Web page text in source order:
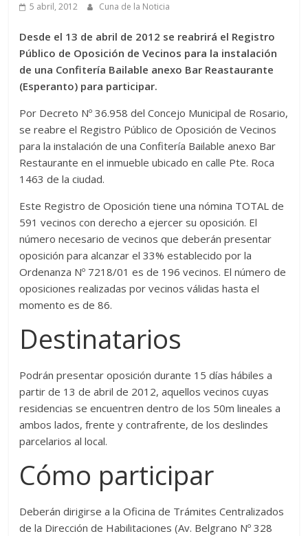
5 abril, 2012 Cuna de la Noticia
Desde el 13 de abril de 2012 se reabrirá el Registro
Público de Oposición de Vecinos para la instalación
de una Confitería Bailable anexo Bar Reastaurante
(Esperanto) para participar.
Por Decreto Nº 36.958 del Concejo Municipal de Rosario,
se reabre el Registro Público de Oposición de Vecinos
para la instalación de una Confitería Bailable anexo Bar
Restaurante en el inmueble ubicado en calle Pte. Roca
1463 de la ciudad.
Este Registro de Oposición tiene una nómina TOTAL de
591 vecinos con derecho a ejercer su oposición. El
número necesario de vecinos que deberán presentar
oposición para alcanzar el 33% establecido por la
Ordenanza Nº 7218/01 es de 196 vecinos. El número de
oposiciones realizadas por vecinos válidas hasta el
momento es de 86.
Destinatarios
Podrán presentar oposición durante 15 días hábiles a
partir de 13 de abril de 2012, aquellos vecinos cuyas
residencias se encuentren dentro de los 50m lineales a
ambos lados, frente y contrafrente, de los deslindes
parcelarios al local.
Cómo participar
Deberán dirigirse a la Oficina de Trámites Centralizados
de la Dirección de Habilitaciones (Av. Belgrano Nº 328